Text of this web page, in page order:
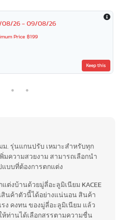
08/26 - 09/08/26
Price ฿199
Keep this
ม. รุ่นแกนปรับ เหมาะสำหรับทุก
มความสวยงาม สามารถเลือกนำ
แบบที่ต้องการตกแต่ง
งบ้านด้วยมู่ลี่อะลูมิเนียม KACEE
สินค้าตัวนี้ได้อย่างแน่นอน สินค้า
ง คงทน ของมู่ลี่อะลูมิเนียม แล้ว
ห้ท่านได้เลือกสรรตามความชื่น